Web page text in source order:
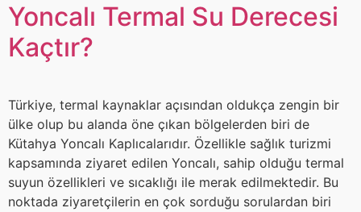
Yoncalı Termal Su Derecesi
Kaçtır?
Türkiye, termal kaynaklar açısından oldukça zengin bir
ülke olup bu alanda öne çıkan bölgelerden biri de
Kütahya Yoncalı Kaplıcalarıdır. Özellikle sağlık turizmi
kapsamında ziyaret edilen Yoncalı, sahip olduğu termal
suyun özellikleri ve sıcaklığı ile merak edilmektedir. Bu
noktada ziyaretçilerin en çok sorduğu sorulardan biri